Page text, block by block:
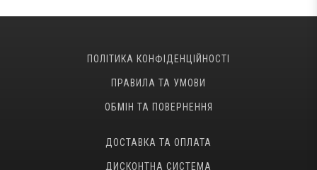
ПОЛІТИКА КОНФІДЕНЦІЙНОСТІ
ПРАВИЛА ТА УМОВИ
ОБМІН ТА ПОВЕРНЕННЯ
ДОСТАВКА ТА ОПЛАТА
ДИСКОНТНА СИСТЕМА